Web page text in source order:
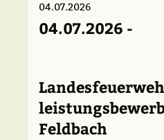
04.07.2026
04.07.2026 -
Feldbach